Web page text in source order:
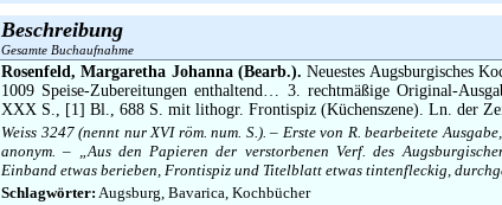
Beschreibung
Gesamte Buchaufnahme
Rosenfeld, Margaretha Johanna (Bearb.). Neuestes Augsburgisches
1009 Speise-Zubereitungen enthaltend… 3. rechtmäßige Original-
XXX S., [1] Bl., 688 S. mit lithogr. Frontispiz (Küchenszene). Ln. der
Weiss 3247 (nennt nur XVI röm. num. S.). – Erste von R. bearbeitete
anonym. – „Aus den Papieren der verstorbenen Verf. des
Einband etwas berieben, Frontispiz und Titelblatt etwas tintenfleckig,
Schlagwörter: Augsburg, Bavarica, Kochbücher